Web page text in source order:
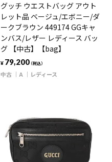
グッチ ウエストバッグ アウト
レット品 ベージュ/エボニー/ダ
ークブラウン 449174 GGキャ
ンバス/レザー レディース バッ
グ 【中古】【bag】
¥ 79,200（税込）
中古 A レディース